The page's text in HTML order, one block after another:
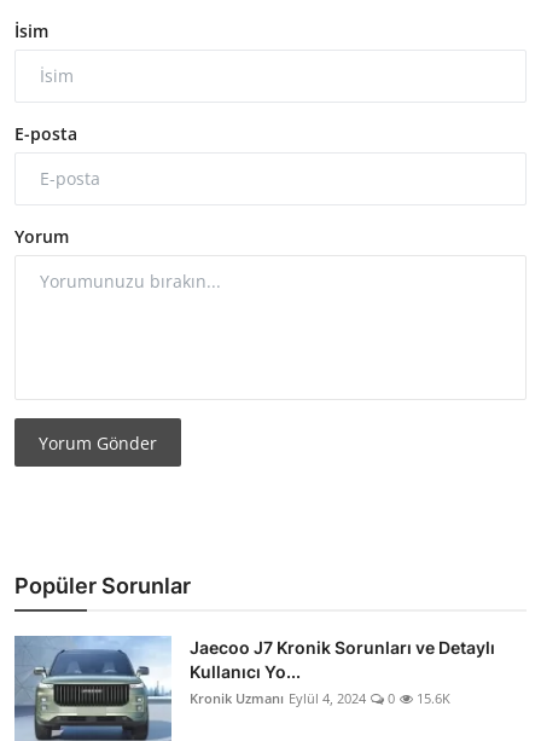
İsim
E-posta
Yorum
Yorum Gönder
Popüler Sorunlar
Jaecoo J7 Kronik Sorunları ve Detaylı
Kullanıcı Yo...
Kronik Uzmanı Eylül 4, 2024 0 15.6K